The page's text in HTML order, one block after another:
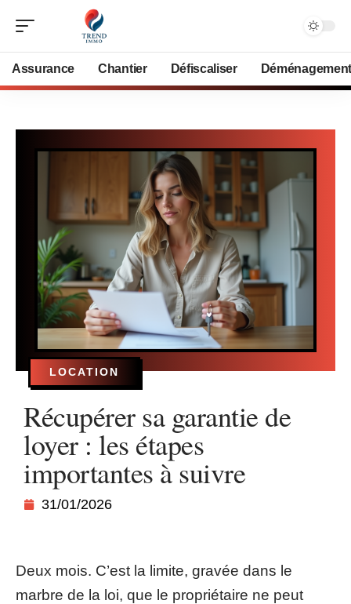
Assurance Chantier Défiscaliser Déménagement
LOCATION
Récupérer sa garantie de
loyer : les étapes
importantes à suivre
31/01/2026
Deux mois. C’est la limite, gravée dans le
marbre de la loi, que le propriétaire ne peut